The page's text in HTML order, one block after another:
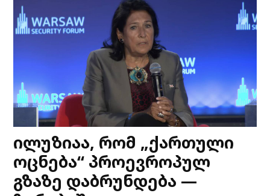
ილუზიაა, რომ „ქართული
ოცნება“ პროევროპულ
გზაზე დაბრუნდება —